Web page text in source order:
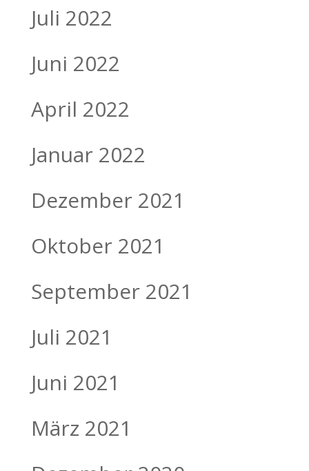
Juli 2022
Juni 2022
April 2022
Januar 2022
Dezember 2021
Oktober 2021
September 2021
Juli 2021
Juni 2021
März 2021